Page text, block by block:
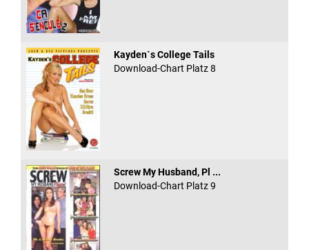
Kayden`s College Tails
Download-Chart Platz 8
Screw My Husband, Pl ...
Download-Chart Platz 9